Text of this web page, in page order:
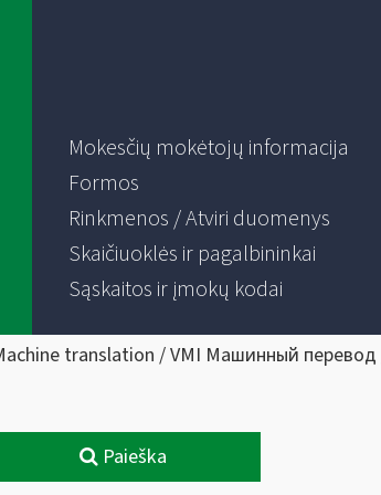
Mokesčių mokėtojų informacija
Formos
Rinkmenos / Atviri duomenys
Skaičiuoklės ir pagalbininkai
Sąskaitos ir įmokų kodai
translation / VMI Машинный
Paieška